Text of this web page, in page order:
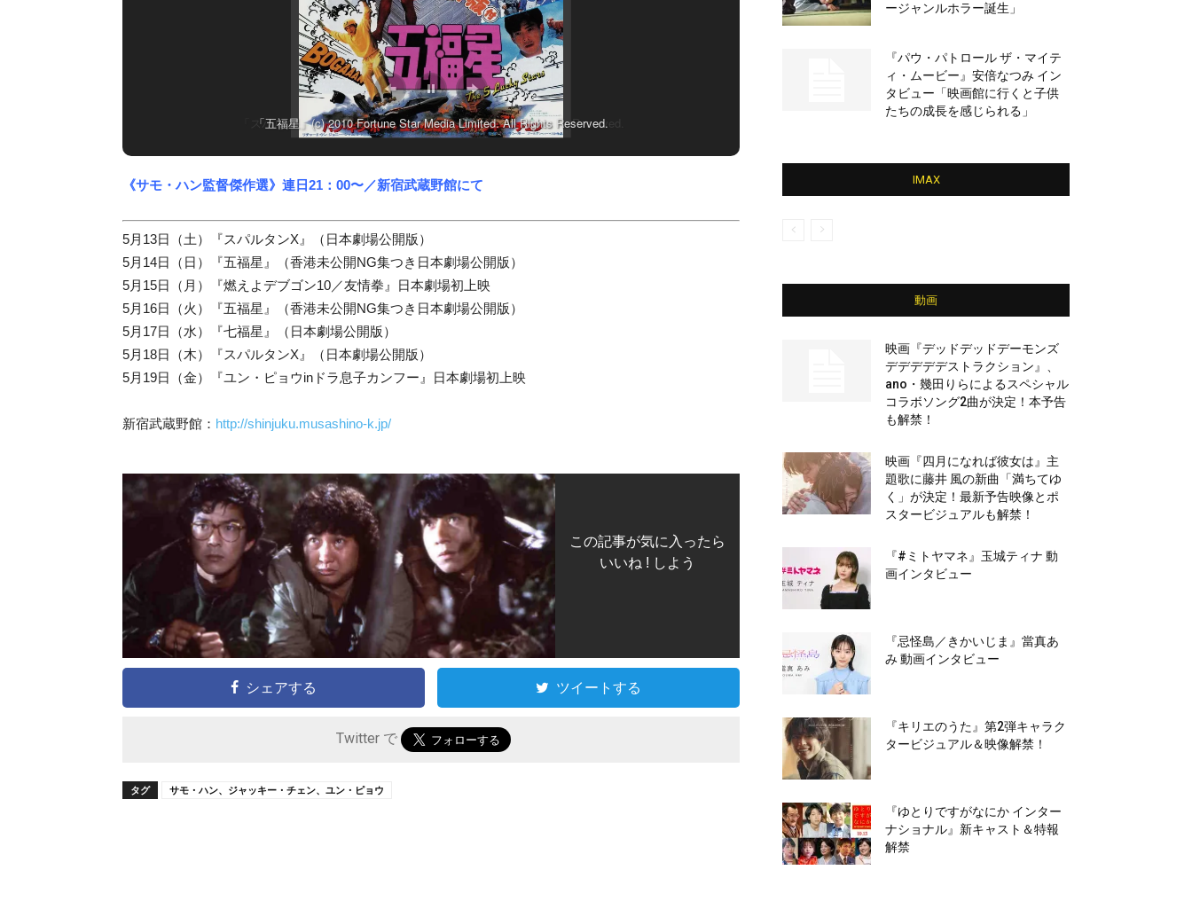
「五福星」(c) 2010 Fortune Star Media Limited. All Rights Reserved.
《サモ・ハン監督傑作選》連日21：00〜／新宿武蔵野館にて
5月13日（土）『スパルタンX』（日本劇場公開版）
5月14日（日）『五福星』（香港未公開NG集つき日本劇場公開版）
5月15日（月）『燃えよデブゴン10／友情拳』日本劇場初上映
5月16日（火）『五福星』（香港未公開NG集つき日本劇場公開版）
5月17日（水）『七福星』（日本劇場公開版）
5月18日（木）『スパルタンX』（日本劇場公開版）
5月19日（金）『ユン・ピョウinドラ息子カンフー』日本劇場初上映
新宿武蔵野館： http://shinjuku.musashino-k.jp/
この記事が気に入ったら
いいね ! しよう
シェアする ツイートする
Twitter で
タグ サモ・ハン、ジャッキー・チェン、ユン・ピョウ
ージャンルホラー誕生」
『パウ・パトロール ザ・マイテ
ィ・ムービー』安倍なつみ イン
タビュー「映画館に行くと子供
たちの成長を感じられる」
IMAX
動画
映画『デッドデッドデーモンズ
デデデデデストラクション』、
ano・幾田りらによるスペシャル
コラボソング2曲が決定！本予告
も解禁！
映画『四月になれば彼女は』主
題歌に藤井 風の新曲「満ちてゆ
く」が決定！最新予告映像とポ
スタービジュアルも解禁！
『#ミトヤマネ』玉城ティナ 動
画インタビュー
『忌怪島／きかいじま』當真あ
み 動画インタビュー
『キリエのうた』第2弾キャラク
タービジュアル＆映像解禁！
『ゆとりですがなにか インター
ナショナル』新キャスト＆特報
解禁